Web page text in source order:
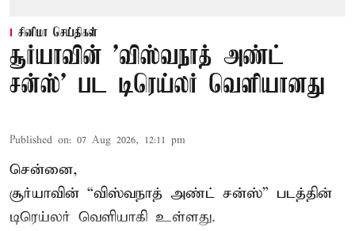
சினிமா செய்திகள்
சூர்யாவின் 'விஸ்வநாத் அண்ட்
சன்ஸ்' பட டிரெய்லர் வெளியானது
Published on: 07 Aug 2026, 12:11 pm
சென்னை,
சூர்யாவின் “விஸ்வநாத் அண்ட் சன்ஸ்” படத்தின்
டிரெய்லர் வெளியாகி உள்ளது.